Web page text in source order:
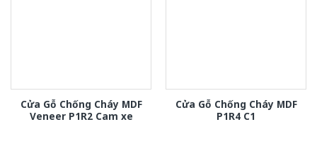
Cửa Gỗ Chống Cháy MDF
Veneer P1R2 Cam xe
Cửa Gỗ Chống Cháy MDF
P1R4 C1